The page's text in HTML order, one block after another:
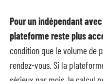
Pour un indépendant
plateforme reste plus
condition que le volume de
rendez-vous. Si la